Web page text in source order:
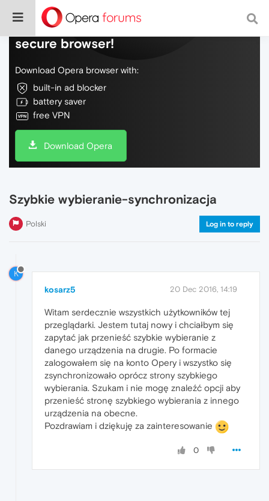
Do more on the web, with a fast and
secure browser!
Download Opera browser with:
built-in ad blocker
battery saver
free VPN
Download Opera
Szybkie wybieranie-synchronizacja
Polski Log in to reply
K
kosarz5 20 Dec 2016, 14:19
Witam serdecznie wszystkich użytkowników tej
przeglądarki. Jestem tutaj nowy i chciałbym się
zapytać jak przenieść szybkie wybieranie z
danego urządzenia na drugie. Po formacie
zalogowałem się na konto Opery i wszystko się
zsynchronizowało oprócz strony szybkiego
wybierania. Szukam i nie mogę znaleźć opcji aby
przenieść stronę szybkiego wybierania z innego
urządzenia na obecne.
Pozdrawiam i dziękuję za zainteresowanie
0